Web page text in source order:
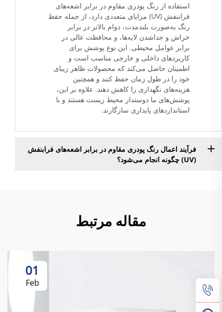
استفاده از رنگ پودری مقاوم در برابر اشعه‌های
فرابنفش (UV) مزایای متعددی دارد، از جمله حفظ
رنگ به‌صورت بلندمدت، دوام بالاتر در برابر
خراش و جداشدن لایه‌ها، و محافظت عالی در
برابر عوامل محیطی. این نوع پوشش برای
کاربردهای داخلی و خارجی مناسب است و
اطمینان حاصل می‌کند که محصولات ظاهر زیبای
خود را در طول زمان حفظ کنند و همچنین
هزینه‌های نگهداری را کاهش دهند. علاوه بر این،
پوشش‌های ما دوستدار محیط زیست هستند و با
استانداردهای پایداری سازگارند.
فرآیند اعمال رنگ پودری مقاوم در برابر اشعه‌های فرابنفش
(UV) چگونه انجام می‌شود؟
مقاله مرتبط
01
Feb